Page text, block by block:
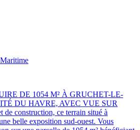
DE 1054 M² À GRUCHET-LE-
DU HAVRE, AVEC VUE SUR
construction, ce terrain situé à
belle exposition sud-ouest. Vous